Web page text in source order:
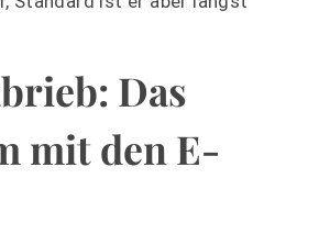
Das
mit den E-